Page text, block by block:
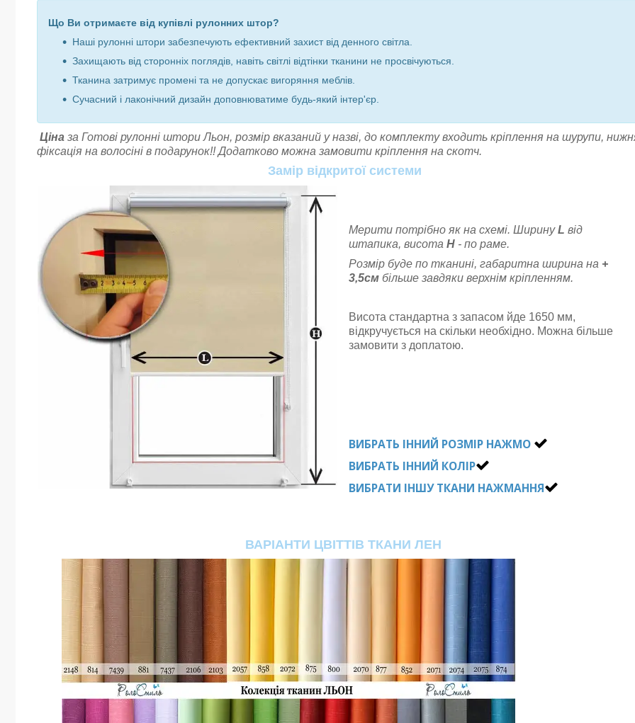
Що Ви отримаєте від купівлі рулонних штор?
Наші рулонні штори забезпечують ефективний захист від денного світла.
Захищають від сторонніх поглядів, навіть світлі відтінки тканини не просвічуються.
Тканина затримує промені та не допускає вигоряння меблів.
Сучасний і лаконічний дизайн доповнюватиме будь-який інтер'єр.
Ціна за Готові рулонні штори Льон, розмір вказаний у назві, до комплекту входить кріплення на шурупи,
фіксація на волосіні в подарунок!! Додатково можна замовити кріплення на скотч.
Замір відкритої системи
Мерити потрібно як на схемі. ШиринуL від
штапика, висота Н - по раме.
Розмір буде по тканині, габаритна ширина на +
3,5см більше завдяки верхнім кріпленням.
Висота стандартна з запасом йде 1650 мм,
відкручується на скільки необхідно. Можна більше
замовити з доплатою.
ВИБРАТЬ ІННИЙ РОЗМІР НАЖМО
ВИБРАТЬ ІННИЙ КОЛІР
ВИБРАТИ ІНШУ ТКАНИ НАЖМАННЯ
ВАРІАНТИ ЦВІТТІВ ТКАНИ ЛЕН